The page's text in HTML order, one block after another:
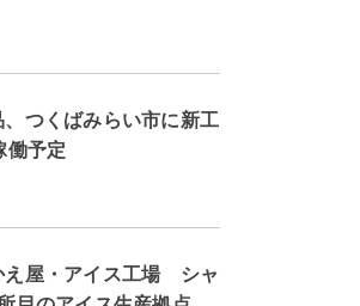
、つくばみらい市に新工
予定
え屋・アイス工場 シャ